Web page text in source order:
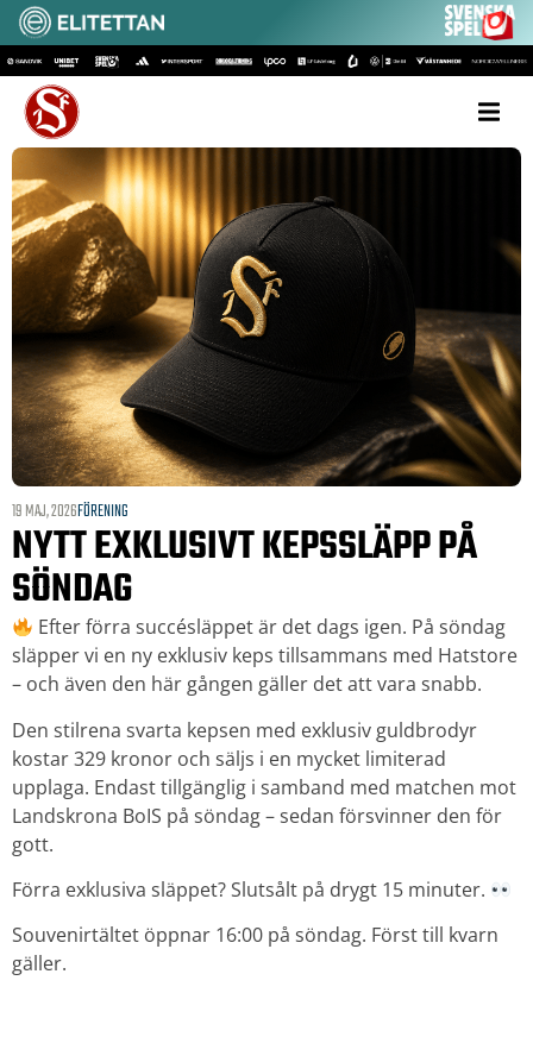
19 MAJ, 2026FÖRENING
NYTT EXKLUSIVT KEPSSLÄPP PÅ
SÖNDAG
Efter förra succésläppet är det dags igen. På söndag
släpper vi en ny exklusiv keps tillsammans med Hatstore
– och även den här gången gäller det att vara snabb.
Den stilrena svarta kepsen med exklusiv guldbrodyr
kostar 329 kronor och säljs i en mycket limiterad
upplaga. Endast tillgänglig i samband med matchen mot
Landskrona BoIS på söndag – sedan försvinner den för
gott.
Förra exklusiva släppet? Slutsålt på drygt 15 minuter.
Souvenirtältet öppnar 16:00 på söndag. Först till kvarn
gäller.